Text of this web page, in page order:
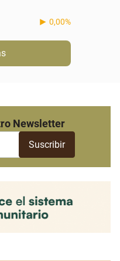
0,00%
Newsletter